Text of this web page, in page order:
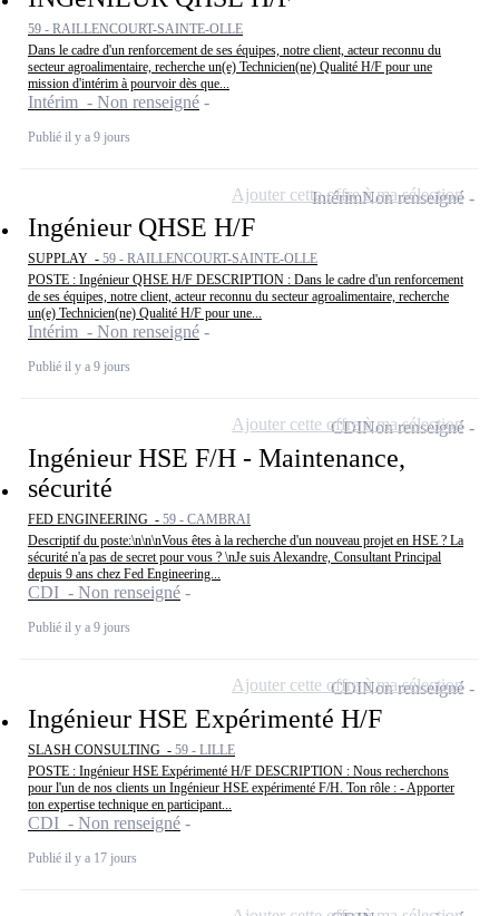
59 - RAILLENCOURT-SAINTE-OLLE
Dans le cadre d'un renforcement de ses équipes, notre client, acteur reconnu du
secteur agroalimentaire, recherche un(e) Technicien(ne) Qualité H/F pour une
mission d'intérim à pourvoir dès que...
Intérim - Non renseigné
Publié il y a 9 jours
Ingénieur QHSE H/F
SUPPLAY - 59 - RAILLENCOURT-SAINTE-OLLE
POSTE : Ingénieur QHSE H/F DESCRIPTION : Dans le cadre d'un renforcement
de ses équipes, notre client, acteur reconnu du secteur agroalimentaire, recherche
un(e) Technicien(ne) Qualité H/F pour une...
Intérim - Non renseigné
Publié il y a 9 jours
IntérimNon renseigné
Ajouter cette offre à ma sélection
Ingénieur HSE F/H - Maintenance,
sécurité
FED ENGINEERING - 59 - CAMBRAI
Descriptif du poste:\n\n\nVous êtes à la recherche d'un nouveau projet en HSE ? La
sécurité n'a pas de secret pour vous ? \nJe suis Alexandre, Consultant Principal
depuis 9 ans chez Fed Engineering...
CDI - Non renseigné
Publié il y a 9 jours
CDINon renseigné
Ajouter cette offre à ma sélection
Ingénieur HSE Expérimenté H/F
SLASH CONSULTING - 59 - LILLE
POSTE : Ingénieur HSE Expérimenté H/F DESCRIPTION : Nous recherchons
pour l'un de nos clients un Ingénieur HSE expérimenté F/H. Ton rôle : - Apporter
ton expertise technique en participant...
CDI - Non renseigné
Publié il y a 17 jours
CDINon renseigné
Ajouter cette offre à ma sélection